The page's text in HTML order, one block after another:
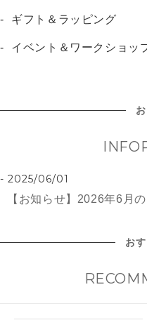
ギフト＆ラッピング
イベント＆ワークショッ
2025/06/01
【お知らせ】2026年6月
お